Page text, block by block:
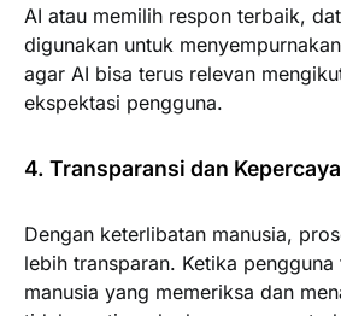
AI atau memilih respon terbaik,
digunakan untuk
agar AI bisa terus relevan
ekspektasi pengguna.
4. Transparansi dan
Dengan keterlibatan manusia,
lebih transparan. Ketika pengguna
manusia yang memeriksa dan